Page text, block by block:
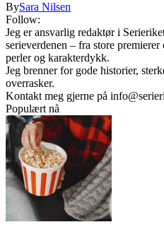
BySara Nilsen
Follow:
Jeg er ansvarlig redaktør i
serieverdenen – fra store
perler og karakterdykk.
Jeg brenner for gode historier,
overrasker.
Kontakt meg gjerne på
Populært nå